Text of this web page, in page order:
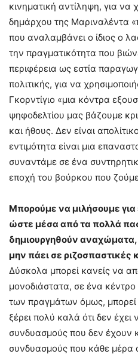
κινηματική αντίληψη, για να
δημάρχου της Μαριναλέντα
που αναλαμβάνει ο ίδιος ο
την πραγματικότητα που
περιφέρεια ως εστία
πολιτικής, για να
Γκορντίγιο «μια κόντρα
ψηφοδελτίου μας βάζουμε
και ήθους. Δεν είναι
εντιμότητα είναι μια
συναντάμε σε ένα
εποχή του βούρκου που
Μπορούμε να μιλήσουμε
ώστε μέσα από τα πολλά
δημιουργηθούν
μην πάει σε ριζοσπαστικές
Δύσκολα μπορεί κανείς να
μονοδιάστατα, σε ένα
των πραγμάτων όμως, μπορεί
ξέρει πολύ καλά ότι δεν έχει
συνδυασμούς που δεν έχουν
συνδυασμούς που κάθε μέρα